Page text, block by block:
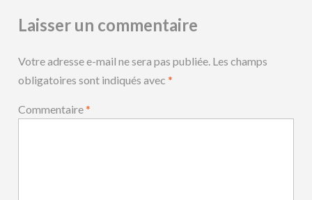
Laisser un commentaire
Votre adresse e-mail ne sera pas publiée. Les champs
obligatoires sont indiqués avec*
Commentaire*